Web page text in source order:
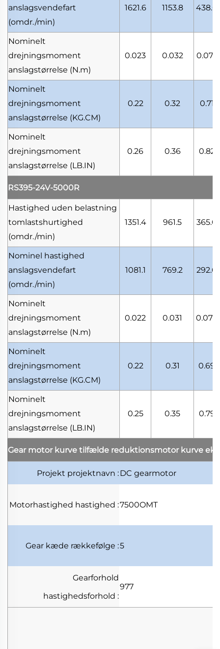
anslagsvendefart
(omdr./min)
1621.6 1153.8 438.0
Nominelt
drejningsmoment
anslagstørrelse (N.m)
0.023 0.032 0.072
Nominelt
drejningsmoment
anslagstørrelse (KG.CM)
0.22 0.32 0.71
Nominelt
drejningsmoment
anslagstørrelse (LB.IN)
0.26 0.36 0.82
RS395-24V-5000R
Hastighed uden belastning
tomlastshurtighed
(omdr./min)
1351.4 961.5 365.0
Nominel hastighed
anslagsvendefart
(omdr./min)
1081.1 769.2 292.0
Nominelt
drejningsmoment
anslagstørrelse (N.m)
0.022 0.031 0.070
Nominelt
drejningsmoment
anslagstørrelse (KG.CM)
0.22 0.31 0.69
Nominelt
drejningsmoment
anslagstørrelse (LB.IN)
0.25 0.35 0.79
Gear motor kurve tilfælde reduktionsmotor kurve
Projekt projektnavn :DC gearmotor
Motorhastighed hastighed :7500OMT
Gear kæde rækkefølge :5
Gearforhold
hastighedsforhold :
977